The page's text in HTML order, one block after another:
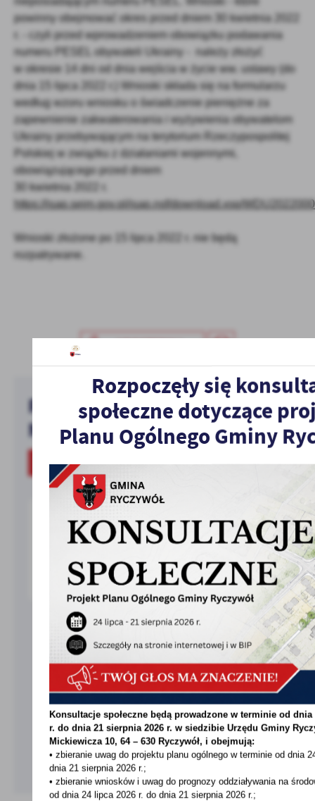
powinny obejmować okres przed dniem 30 kwietnia 2022
r. - czyli przed wprowadzeniem obowiązku podawania
numeru PESEL obywateli Ukrainy - należy złożyć
w okresie 14 dni od dnia wejścia w życie ww. ustawy (do
dnia 15 lipca 2022 r.) Wnioski składa się na formularzu
według wzoru wniosku o świadczenie pieniężne za
zapewnienie zakwaterowania i wyżywienia obywatelom
Ukrainy przebywającym na terytorium Rzeczypospolitej
Polskiej w związku z działaniami wojennymi,
obowiązującego przed dniem
30 kwietnia 2022 r.
https://isap.sejm.gov.pl/isap.nsf/download.xsp/
Wnioski złożone po 15 lipca 2022 r. nie będą
rozpatrywane.
Pobierz bezpłatną aplikację
MieszkaniecINFO!
O APLIKACJI
Rozpoczęły się
społeczne dotyczące
Planu Ogólnego Gminy
Konsultacje społeczne będą prowadzone w terminie od dnia
r. do dnia 21 sierpnia 2026 r. w siedzibie Urzędu Gminy
Mickiewicza 10, 64 – 630 Ryczywół, i obejmują:
• zbieranie uwag do projektu planu ogólnego w terminie od dnia
dnia 21 sierpnia 2026 r.;
• zbieranie wniosków i uwag do prognozy oddziaływania na
od dnia 24 lipca 2026 r. do dnia 21 sierpnia 2026 r.;